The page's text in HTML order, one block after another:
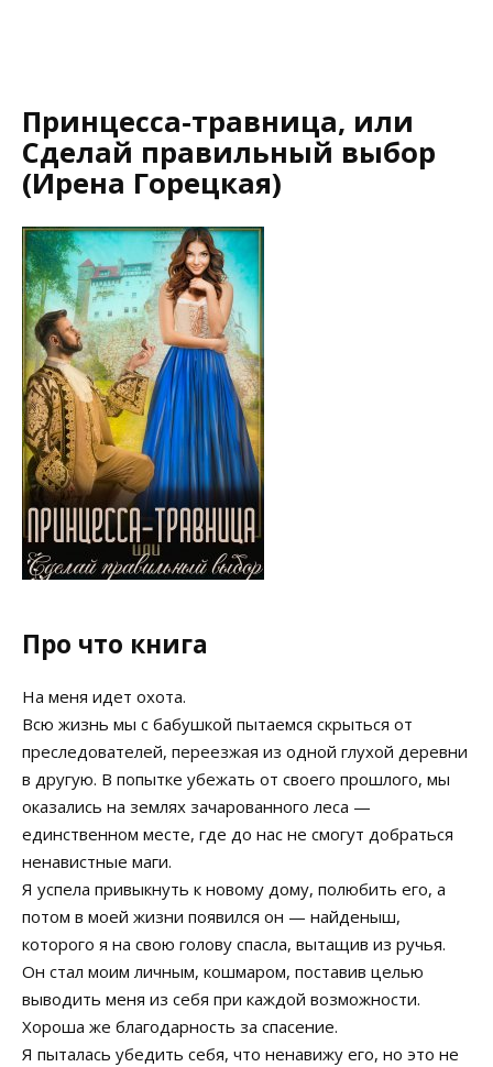
Принцесса-травница, или
Сделай правильный выбор
(Ирена Горецкая)
Про что книга
На меня идет охота.
Всю жизнь мы с бабушкой пытаемся скрыться от
преследователей, переезжая из одной глухой деревни
в другую. В попытке убежать от своего прошлого, мы
оказались на землях зачарованного леса —
единственном месте, где до нас не смогут добраться
ненавистные маги.
Я успела привыкнуть к новому дому, полюбить его, а
потом в моей жизни появился он — найденыш,
которого я на свою голову спасла, вытащив из ручья.
Он стал моим личным, кошмаром, поставив целью
выводить меня из себя при каждой возможности.
Хороша же благодарность за спасение.
Я пыталась убедить себя, что ненавижу его, но это не